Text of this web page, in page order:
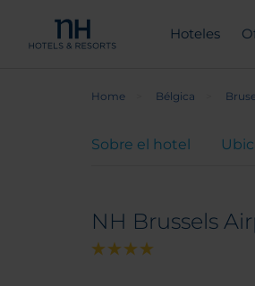
Hoteles
Home Bélgica
Sobre el hotel
NH Brussels